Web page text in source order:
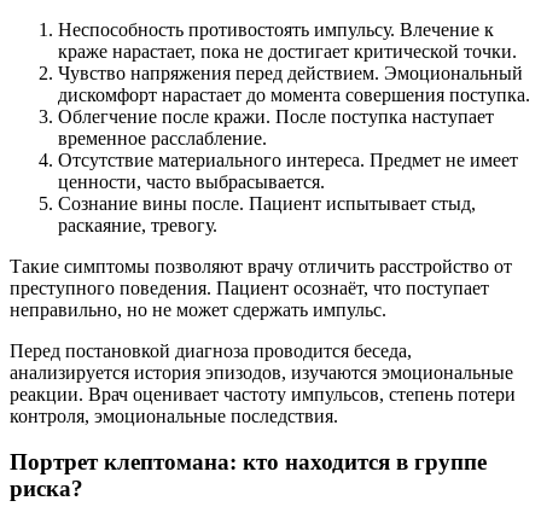
Неспособность противостоять импульсу. Влечение к
краже нарастает, пока не достигает критической точки.
Чувство напряжения перед действием. Эмоциональный
дискомфорт нарастает до момента совершения поступка.
Облегчение после кражи. После поступка наступает
временное расслабление.
Отсутствие материального интереса. Предмет не имеет
ценности, часто выбрасывается.
Сознание вины после. Пациент испытывает стыд,
раскаяние, тревогу.
Такие симптомы позволяют врачу отличить расстройство от
преступного поведения. Пациент осознаёт, что поступает
неправильно, но не может сдержать импульс.
Перед постановкой диагноза проводится беседа,
анализируется история эпизодов, изучаются эмоциональные
реакции. Врач оценивает частоту импульсов, степень потери
контроля, эмоциональные последствия.
Портрет клептомана: кто находится в группе
риска?